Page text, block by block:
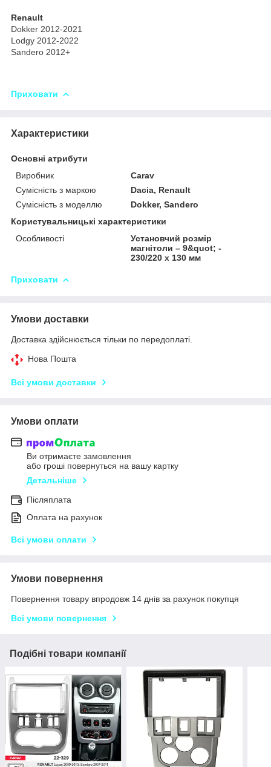
Renault
Dokker 2012-2021
Lodgy 2012-2022
Sandero 2012+
Приховати
Характеристики
Основні атрибути
Виробник
Carav
Сумісність з маркою
Dacia, Renault
Сумісність з моделлю
Dokker, Sandero
Користувальницькі характеристики
Особливості
Установчий розмір
магнітоли – 9&quot; -
230/220 x 130 мм
Приховати
Умови доставки
Доставка здійснюється тільки по передоплаті.
Нова Пошта
Всі умови доставки
Умови оплати
Ви отримаєте замовлення
або гроші повернуться на вашу картку
Детальніше
Післяплата
Оплата на рахунок
Всі умови оплати
Умови повернення
Повернення товару впродовж 14 днів за рахунок покупця
Всі умови повернення
Подібні товари компанії